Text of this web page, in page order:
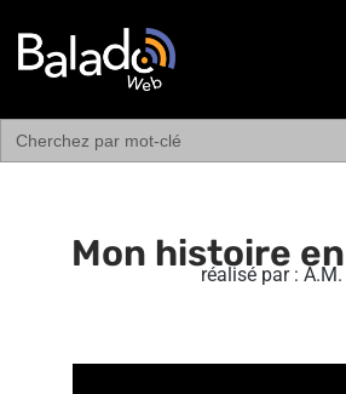
Search
for:
Mon histoire
réalisé par : A.M.